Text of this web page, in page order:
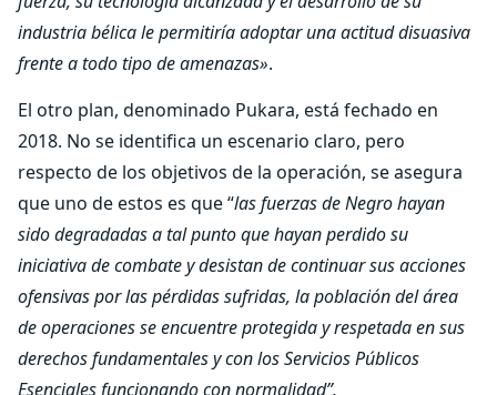
industria bélica le permitiría adoptar una actitud disuasiva
frente a todo tipo de amenazas».
El otro plan, denominado Pukara, está fechado en
2018. No se identifica un escenario claro, pero
respecto de los objetivos de la operación, se asegura
que uno de estos es que “las fuerzas de Negro hayan
sido degradadas a tal punto que hayan perdido su
iniciativa de combate y desistan de continuar sus acciones
ofensivas por las pérdidas sufridas, la población del área
de operaciones se encuentre protegida y respetada en sus
derechos fundamentales y con los Servicios Públicos
Esenciales funcionando con normalidad”.